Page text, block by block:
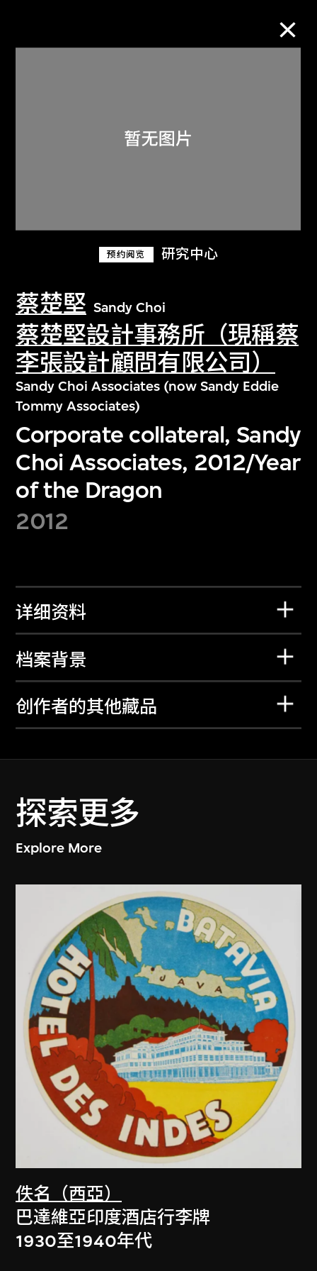
预约阅览 研究中心
蔡楚堅 Sandy Choi
蔡楚堅設計事務所（現稱蔡
李張設計顧問有限公司）
Sandy Choi Associates (now Sandy Eddie
Tommy Associates)
Corporate collateral, Sandy
Choi Associates, 2012/Year
of the Dragon
2012
详细资料
档案背景
创作者的其他藏品
探索更多
Explore More
佚名（西亞）
巴達維亞印度酒店行李牌
1930至1940年代
关于M+藏品
探索世界顶级的二十及二十一世纪视觉
文化藏品。